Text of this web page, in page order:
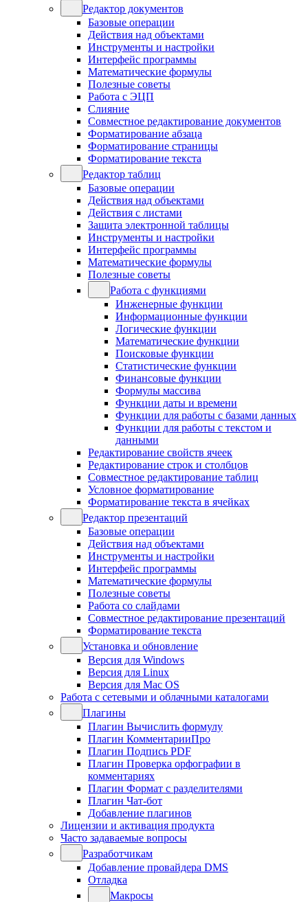
Редактор документов
Базовые операции
Действия над объектами
Инструменты и настройки
Интерфейс программы
Математические формулы
Полезные советы
Работа с ЭЦП
Слияние
Совместное редактирование документов
Форматирование абзаца
Форматирование страницы
Форматирование текста
Редактор таблиц
Базовые операции
Действия над объектами
Действия с листами
Защита электронной таблицы
Инструменты и настройки
Интерфейс программы
Математические формулы
Полезные советы
Работа с функциями
Инженерные функции
Информационные функции
Логические функции
Математические функции
Поисковые функции
Статистические функции
Финансовые функции
Формулы массива
Функции даты и времени
Функции для работы с базами данных
Функции для работы с текстом и
данными
Редактирование свойств ячеек
Редактирование строк и столбцов
Совместное редактирование таблиц
Условное форматирование
Форматирование текста в ячейках
Редактор презентаций
Базовые операции
Действия над объектами
Инструменты и настройки
Интерфейс программы
Математические формулы
Полезные советы
Работа со слайдами
Совместное редактирование презентаций
Форматирование текста
Установка и обновление
Версия для Windows
Версия для Linux
Версия для Mac OS
Работа с сетевыми и облачными каталогами
Плагины
Плагин Вычислить формулу
Плагин КомментарииПро
Плагин Подпись PDF
Плагин Проверка орфографии в
комментариях
Плагин Формат с разделителями
Плагин Чат-бот
Добавление плагинов
Лицензии и активация продукта
Часто задаваемые вопросы
Разработчикам
Добавление провайдера DMS
Отладка
Макросы